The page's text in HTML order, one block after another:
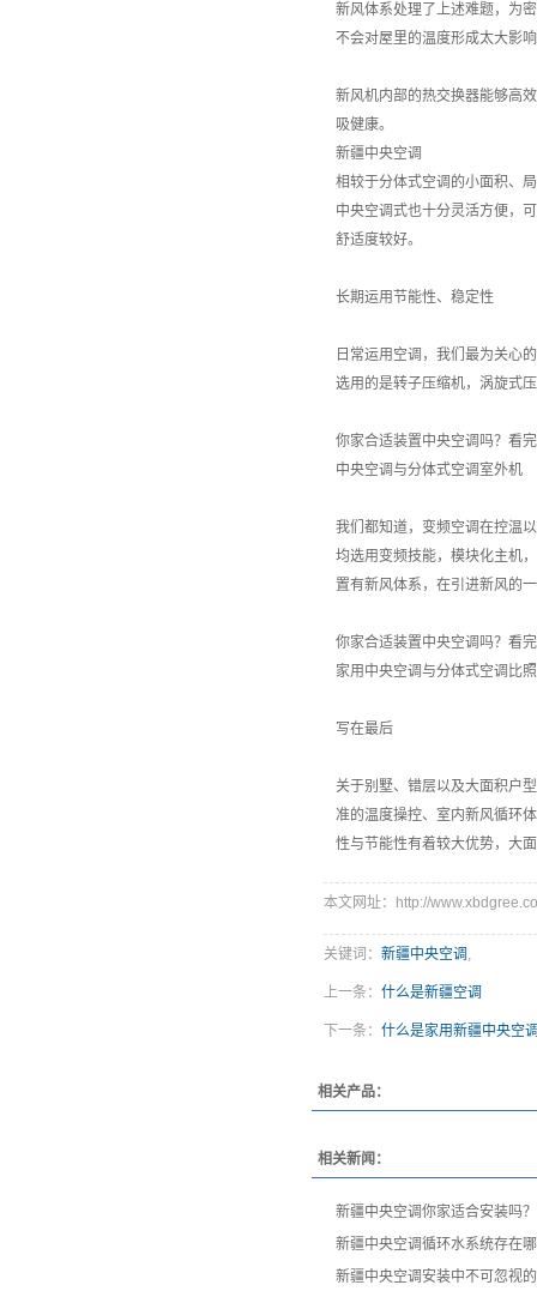
新风体系处理了上述难题，为
不会对屋里的温度形成太大影
新风机内部的热交换器能够高
吸健康。
新疆中央空调
相较于分体式空调的小面积、
中央空调式也十分灵活方便，
舒适度较好。
长期运用节能性、稳定性
日常运用空调，我们最为关心
选用的是转子压缩机，涡旋式
你家合适装置中央空调吗？看
中央空调与分体式空调室外机
我们都知道，变频空调在控温
均选用变频技能，模块化主机
置有新风体系，在引进新风的
你家合适装置中央空调吗？看
家用中央空调与分体式空调比照
写在最后
关于别墅、错层以及大面积户
准的温度操控、室内新风循环
性与节能性有着较大优势，大
本文网址：http://
关键词： 新疆中央空调 ,
上一条： 什么是新疆空调
下一条： 什么是家用新疆中央空
相关产品：
相关新闻：
新疆中央空调你家适合安装吗
新疆中央空调循环水系统存在
新疆中央空调安装中不可忽视